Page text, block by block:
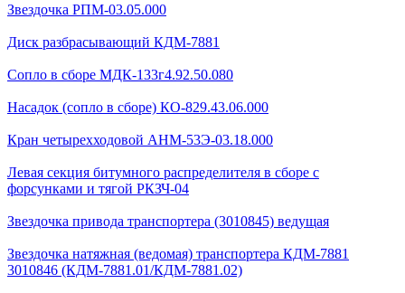
Звездочка РПМ-03.05.000
Диск разбрасывающий КДМ-7881
Сопло в сборе МДК-133г4.92.50.080
Насадок (сопло в сборе) КО-829.43.06.000
Кран четырехходовой AHМ-53Э-03.18.000
Левая секция битумного распределителя в сборе с
форсунками и тягой РКЗЧ-04
Звездочка привода транспортера (3010845) ведущая
Звездочка натяжная (ведомая) транспортера КДМ-7881
3010846 (КДМ-7881.01/КДМ-7881.02)